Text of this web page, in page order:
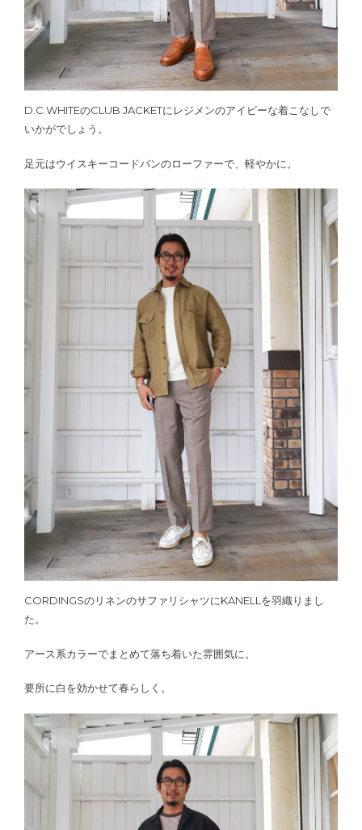
D.C.WHITEのCLUB JACKETにレジメンのアイビーな着こなしで
いかがでしょう。
足元はウイスキーコードバンのローファーで、軽やかに。
CORDINGSのリネンのサファリシャツにKANELLを羽織りまし
た。
アース系カラーでまとめて落ち着いた雰囲気に。
要所に白を効かせて春らしく。